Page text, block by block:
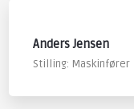
Anders Jensen
Stilling: Maskinfører